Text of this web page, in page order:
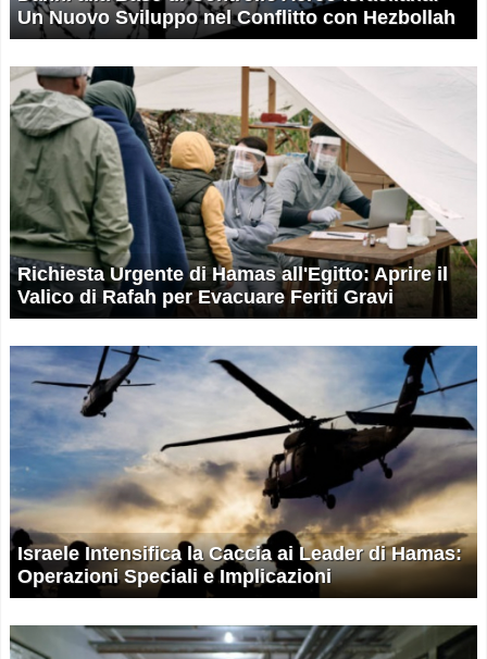
Un Nuovo Sviluppo nel Conflitto con Hezbollah
Richiesta Urgente di Hamas all'Egitto: Aprire il
Valico di Rafah per Evacuare Feriti Gravi
Israele Intensifica la Caccia ai Leader di Hamas:
Operazioni Speciali e Implicazioni